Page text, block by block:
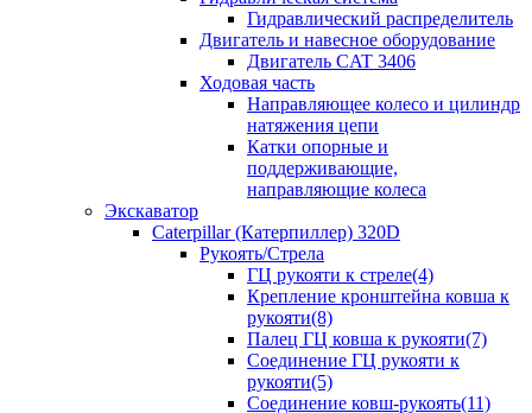
Гидравлический распределитель
Двигатель и навесное оборудование
Двигатель CAT 3406
Ходовая часть
Направляющее колесо и цилиндр
натяжения цепи
Катки опорные и
поддерживающие,
направляющие колеса
Экскаватор
Caterpillar (Катерпиллер) 320D
Рукоять/Стрела
ГЦ рукояти к стреле(4)
Крепление кронштейна ковша к
рукояти(8)
Палец ГЦ ковша к рукояти(7)
Соединение ГЦ рукояти к
рукояти(5)
Соединение ковш-рукоять(11)